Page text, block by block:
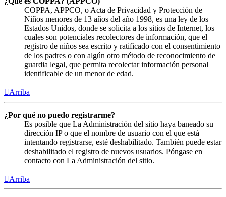
COPPA, APPCO, o Acta de Privacidad y Protección de
Niños menores de 13 años del año 1998, es una ley de los
Estados Unidos, donde se solicita a los sitios de Internet, los
cuales son potenciales recolectores de información, que el
registro de niños sea escrito y ratificado con el consentimiento
de los padres o con algún otro método de reconocimiento de
guardia legal, que permita recolectar información personal
identificable de un menor de edad.
Arriba
¿Por qué no puedo registrarme?
Es posible que La Administración del sitio haya baneado su
dirección IP o que el nombre de usuario con el que está
intentando registrarse, esté deshabilitado. También puede estar
deshabilitado el registro de nuevos usuarios. Póngase en
contacto con La Administración del sitio.
Arriba